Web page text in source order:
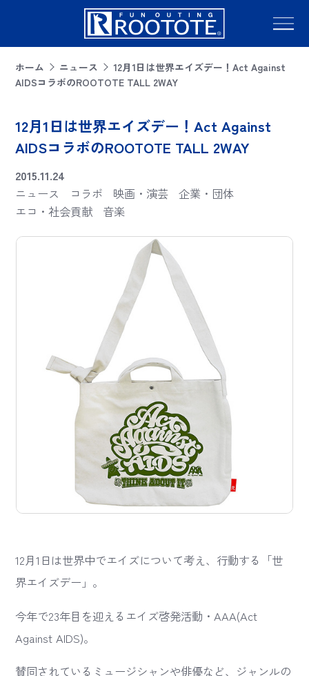
ホーム ニュース
12月1日は世界エイズデー！Act Against
AIDSコラボのROOTOTE TALL 2WAY
12月1日は世界エイズデー！Act Against
AIDSコラボのROOTOTE TALL 2WAY
2015.11.24
ニュース
コラボ 映画・演芸
企業・団体
エコ・社会貢献
音楽
12月1日は世界中でエイズについて考え、行動する「世
界エイズデー」。
今年で23年目を迎えるエイズ啓発活動・AAA(Act
Against AIDS)。
賛同されているミュージシャンや俳優など、ジャンルの